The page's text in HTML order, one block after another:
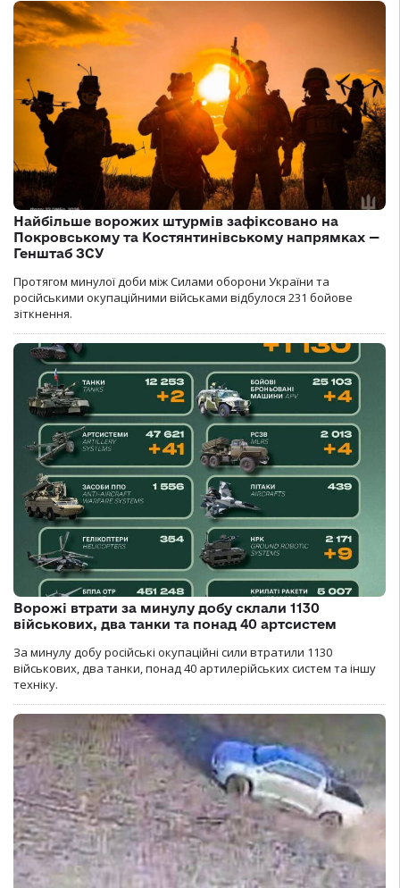
Найбільше ворожих штурмів зафіксовано на
Покровському та Костянтинівському напрямках —
Генштаб ЗСУ
Протягом минулої доби між Силами оборони України та
російськими окупаційними військами відбулося 231 бойове
зіткнення.
Ворожі втрати за минулу добу склали 1130
військових, два танки та понад 40 артсистем
За минулу добу російські окупаційні сили втратили 1130
військових, два танки, понад 40 артилерійських систем та іншу
техніку.